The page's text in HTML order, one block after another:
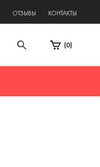
ОТЗЫВЫ КОНТАКТЫ
(0)